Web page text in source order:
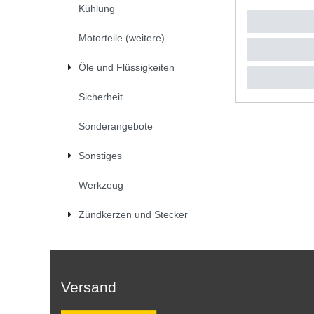
Kühlung
Motorteile (weitere)
Öle und Flüssigkeiten
Sicherheit
Sonderangebote
Sonstiges
Werkzeug
Zündkerzen und Stecker
UVP
*inkl.
Versand